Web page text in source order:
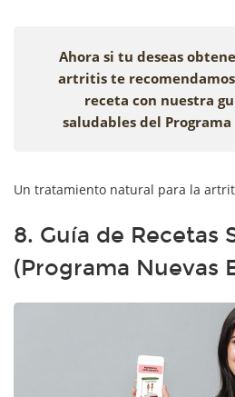
Ahora si tu deseas
artritis te
receta con nuestra
saludables del Programa
Un tratamiento natural para la
8. Guía de Recetas
(Programa Nuevas